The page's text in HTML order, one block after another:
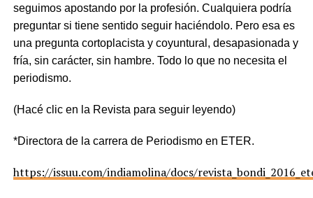
seguimos apostando por la profesión. Cualquiera podría
preguntar si tiene sentido seguir haciéndolo. Pero esa es
una pregunta cortoplacista y coyuntural, desapasionada y
fría, sin carácter, sin hambre. Todo lo que no necesita el
periodismo.
(Hacé clic en la Revista para seguir leyendo)
*Directora de la carrera de Periodismo en ETER.
https://issuu.com/indiamolina/docs/